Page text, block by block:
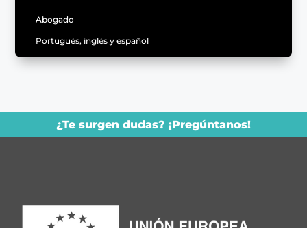
Abogado
Portugués, inglés y español
¿Te surgen dudas? ¡Pregúntanos!